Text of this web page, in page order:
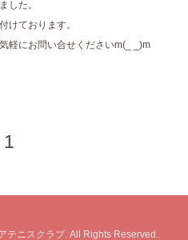
した。
けております。
軽にお問い合せくださいm(_ _)m
1
テニスクラブ. All Rights Reserved.